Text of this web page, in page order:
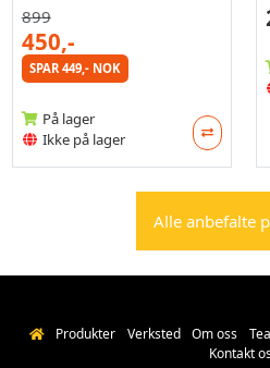
899
450,-
SPAR 449,- NOK
På lager
Ikke på lager
Alle anbefalte
Produkter Verksted Om oss
Kontakt